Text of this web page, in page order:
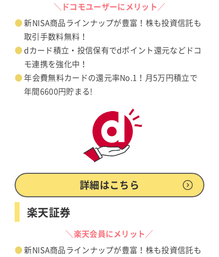
＼ドコモユーザーにメリット／
新NISA商品ラインナップが豊富！株も投資信託も
取引手数料無料！
dカード積立・投信保有でdポイント還元などドコ
モ連携を強化中！
年会費無料カードの還元率No.1！月5万円積立で
年間6600円貯まる!
詳細はこちら
楽天証券
＼楽天会員にメリット／
新NISA商品ラインナップが豊富！株も投資信託も